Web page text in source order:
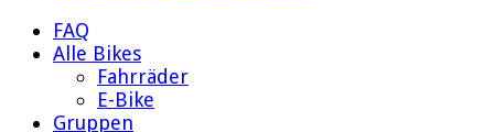
FAQ
Alle Bikes
Fahrräder
E-Bike
Gruppen